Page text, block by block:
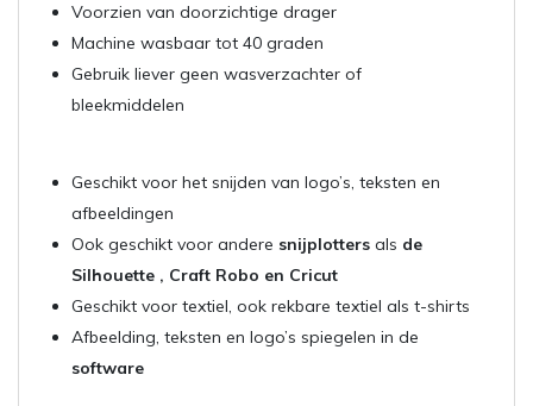
Voorzien van doorzichtige drager
Machine wasbaar tot 40 graden
Gebruik liever geen wasverzachter of
bleekmiddelen
Geschikt voor het snijden van logo’s, teksten en
afbeeldingen
Ook geschikt voor andere snijplotters als de
Silhouette , Craft Robo en Cricut
Geschikt voor textiel, ook rekbare textiel als t-shirts
Afbeelding, teksten en logo’s spiegelen in de
software